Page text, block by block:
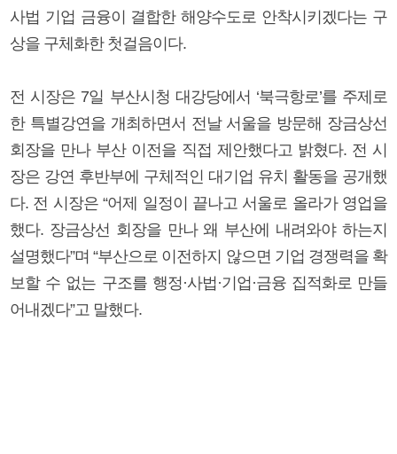
사법 기업 금융이 결합한 해양수도로 안착시키겠다는 구
상을 구체화한 첫걸음이다.
전 시장은 7일 부산시청 대강당에서 ‘북극항로’를 주제로
한 특별강연을 개최하면서 전날 서울을 방문해 장금상선
회장을 만나 부산 이전을 직접 제안했다고 밝혔다. 전 시
장은 강연 후반부에 구체적인 대기업 유치 활동을 공개했
다. 전 시장은 “어제 일정이 끝나고 서울로 올라가 영업을
했다. 장금상선 회장을 만나 왜 부산에 내려와야 하는지
설명했다”며 “부산으로 이전하지 않으면 기업 경쟁력을 확
보할 수 없는 구조를 행정·사법·기업·금융 집적화로 만들
어내겠다”고 말했다.